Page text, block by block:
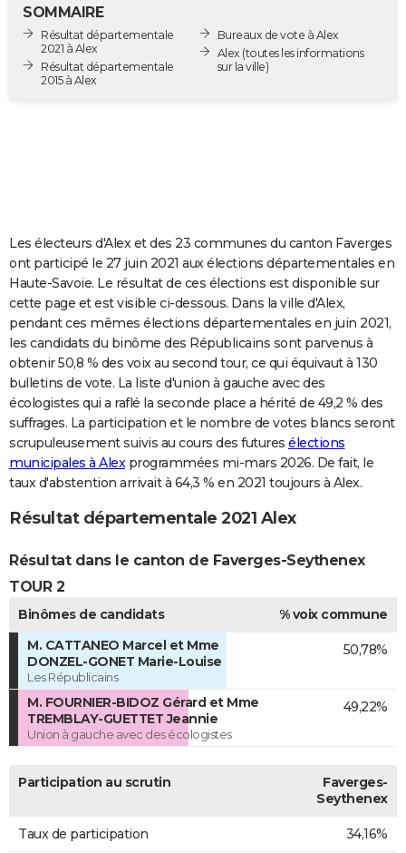
Destinations
City break
Voyage nature
Voyage de noces
Forum
Climat
GUIDES D'ACHAT
COPAINS D'AVANT
S'inscrire
Se connecter
Lycées
Collèges
Primaires
Universités
Entreprises
Service militaire
Avis de recherche
AVIS DE DÉCÈS
FORUM
Bricolage
Lifestyle
Culture
Sport
Auto
Television
Voyage
Cinema
SOMMAIRE
Résultat départementale
2021 à Alex
Résultat départementale
2015 à Alex
Bureaux de vote à Alex
Alex (toutes les informations
sur la ville)
Les électeurs d'Alex et des 23 communes du canton Faverges
ont participé le 27 juin 2021 aux élections départementales en
Haute-Savoie. Le résultat de ces élections est disponible sur
cette page et est visible ci-dessous. Dans la ville d'Alex,
pendant ces mêmes élections départementales en juin 2021,
les candidats du binôme des Républicains sont parvenus à
obtenir 50,8 % des voix au second tour, ce qui équivaut à 130
bulletins de vote. La liste d'union à gauche avec des
écologistes qui a raflé la seconde place a hérité de 49,2 % des
suffrages. La participation et le nombre de votes blancs seront
scrupuleusement suivis au cours des futures élections
municipales à Alexprogrammées mi-mars 2026. De fait, le
taux d'abstention arrivait à 64,3 % en 2021 toujours à Alex.
Résultat départementale 2021 Alex
Résultat dans le canton de Faverges-Seythenex
TOUR 2
Binômes de candidats
% voix commune
M. CATTANEO Marcel et Mme
DONZEL-GONET Marie-Louise
Les Républicains
50,78%
M. FOURNIER-BIDOZ Gérard et Mme
TREMBLAY-GUETTET Jeannie
Union à gauche avec des écologistes
49,22%
Participation au scrutin
Faverges-
Seythenex
Taux de participation 34,16%